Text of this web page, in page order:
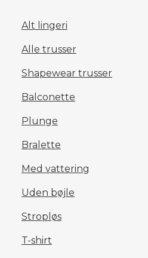
Alt lingeri
Alle trusser
Shapewear trusser
Balconette
Plunge
Bralette
Med vattering
Uden bøjle
Stropløs
T-shirt